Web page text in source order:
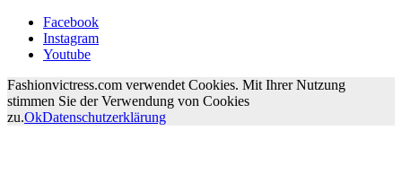
Facebook
Instagram
Youtube
Fashionvictress.com verwendet Cookies. Mit Ihrer Nutzung
stimmen Sie der Verwendung von Cookies
zu.OkDatenschutzerklärung